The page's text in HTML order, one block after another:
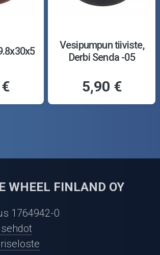
Vesipumpun tiiviste,
Derbi Senda -05
5,90 €
WHEEL FINLAND OY
1764942-0